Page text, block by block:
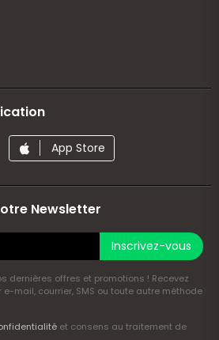
App Store
Newsletter
Inscrivez-vous
dernières offres et promotions ! Recevez
mail, courrier, SMS ou toute autre méthode
et consens au traitement de